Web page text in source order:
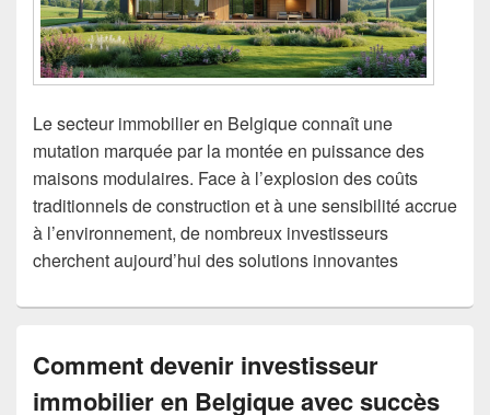
Le secteur immobilier en Belgique connaît une
mutation marquée par la montée en puissance des
maisons modulaires. Face à l’explosion des coûts
traditionnels de construction et à une sensibilité accrue
à l’environnement, de nombreux investisseurs
cherchent aujourd’hui des solutions innovantes
Comment devenir investisseur
immobilier en Belgique avec succès